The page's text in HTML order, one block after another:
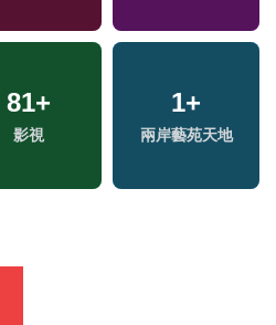
81+
影視
1+
兩岸藝苑天地